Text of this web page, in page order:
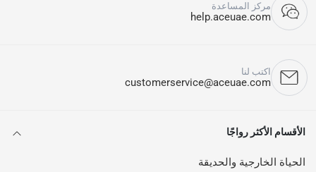
مركز المساعدة
help.aceuae.com
اكتب لنا
customerservice@aceuae.com
الأقسام الأكثر رواجًا
الحياة الخارجية والحديقة